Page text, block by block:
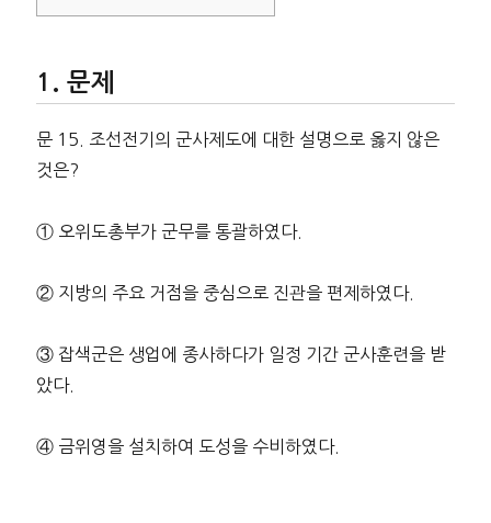
문제
문 15. 조선전기의 군사제도에 대한 설명으로 옳지 않은
것은?
① 오위도총부가 군무를 통괄하였다.
② 지방의 주요 거점을 중심으로 진관을 편제하였다.
③ 잡색군은 생업에 종사하다가 일정 기간 군사훈련을 받
았다.
④ 금위영을 설치하여 도성을 수비하였다.